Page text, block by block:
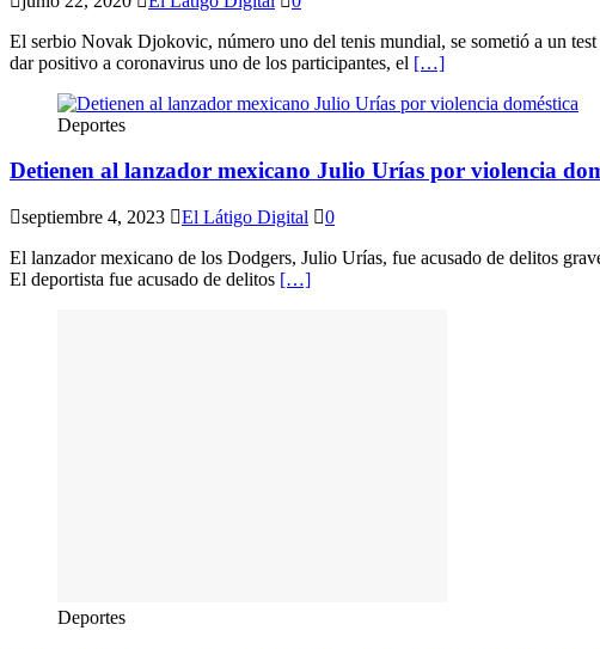
El serbio Novak Djokovic, número uno del tenis mundial, se sometió a un
dar positivo a coronavirus uno de los participantes, el […]
Deportes
Detienen al lanzador mexicano Julio Urías por violencia
septiembre 4, 2023 El Látigo Digital
0
El lanzador mexicano de los Dodgers, Julio Urías, fue acusado de delitos
El deportista fue acusado de delitos […]
Deportes